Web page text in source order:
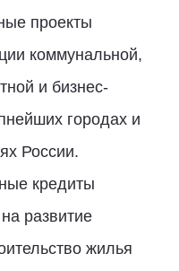
проекты
коммунальной,
и бизнес-
городах и
России.
кредиты
развитие
жилья